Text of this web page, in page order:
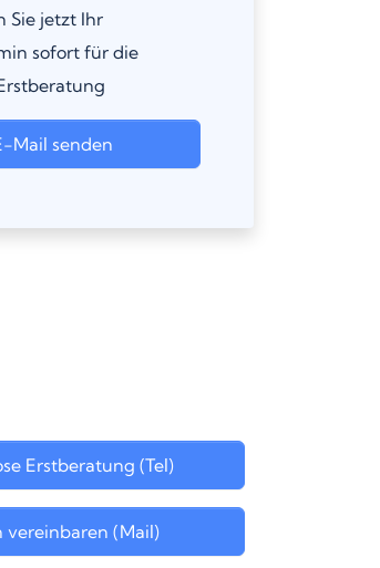
Sie jetzt Ihr
sofort für die
Mail senden
Erstberatung (Tel)
vereinbaren (Mail)